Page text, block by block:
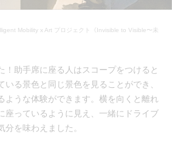
Mobility x Art プロジェクト《Invisible to Visible〜未
！助手席に座る人はスコープをつけると
いる景色と同じ景色を見ることができ、
ような体験ができます。横を向くと離れ
座っているように見え、一緒にドライブ
分を味わえました。